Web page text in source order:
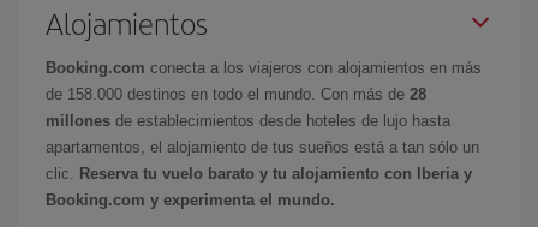
Alojamientos
Booking.com conecta a los viajeros con alojamientos en más
de 158.000 destinos en todo el mundo. Con más de 28
millones de establecimientos desde hoteles de lujo hasta
apartamentos, el alojamiento de tus sueños está a tan sólo un
clic.
Reserva tu vuelo barato y tu alojamiento con Iberia y
Booking.com y experimenta el mundo.